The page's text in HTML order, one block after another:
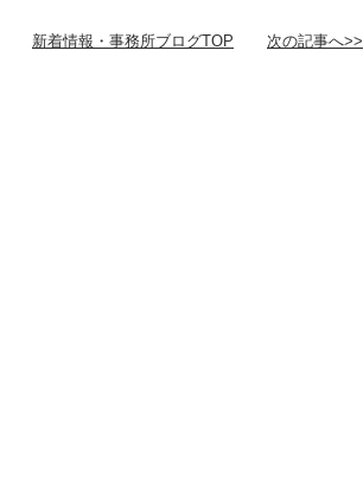
新着情報・事務所ブログTOP 次の記事へ>>